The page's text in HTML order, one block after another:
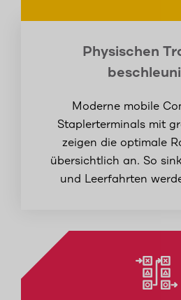
Physischen
Moderne mobile
Staplerterminals mit
zeigen die optimale
übersichtlich an. So
und Leerfahrten